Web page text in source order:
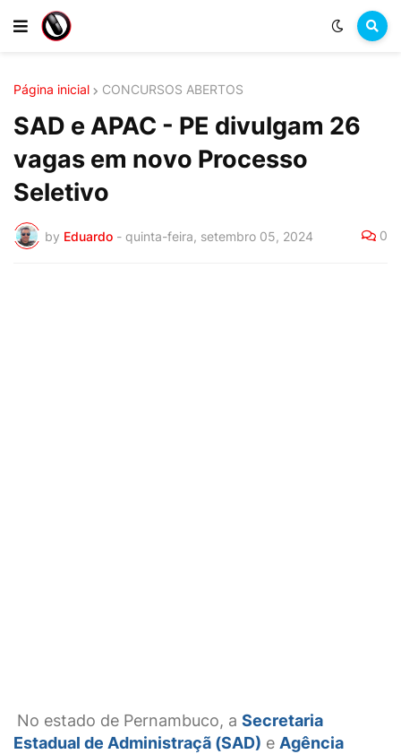
Página inicial CONCURSOS ABERTOS
SAD e APAC - PE divulgam 26
vagas em novo Processo
Seletivo
by Eduardo - quinta-feira, setembro 05, 2024 0
No estado de Pernambuco, a Secretaria
Estadual de Administraçã (SAD) e Agência